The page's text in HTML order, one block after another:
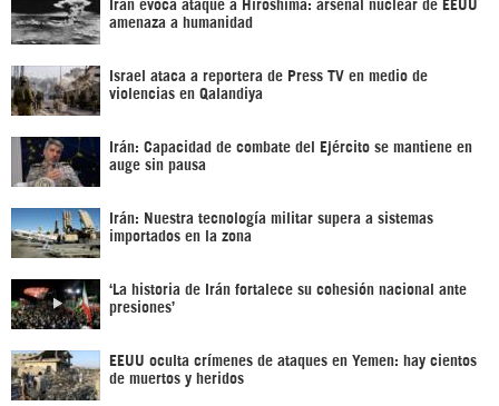
Irán evoca ataque a Hiroshima: arsenal nuclear de EEUU
amenaza a humanidad
Israel ataca a reportera de Press TV en medio de
violencias en Qalandiya
Irán: Capacidad de combate del Ejército se mantiene en
auge sin pausa
Irán: Nuestra tecnología militar supera a sistemas
importados en la zona
‘La historia de Irán fortalece su cohesión nacional ante
presiones’
EEUU oculta crímenes de ataques en Yemen: hay cientos
de muertos y heridos